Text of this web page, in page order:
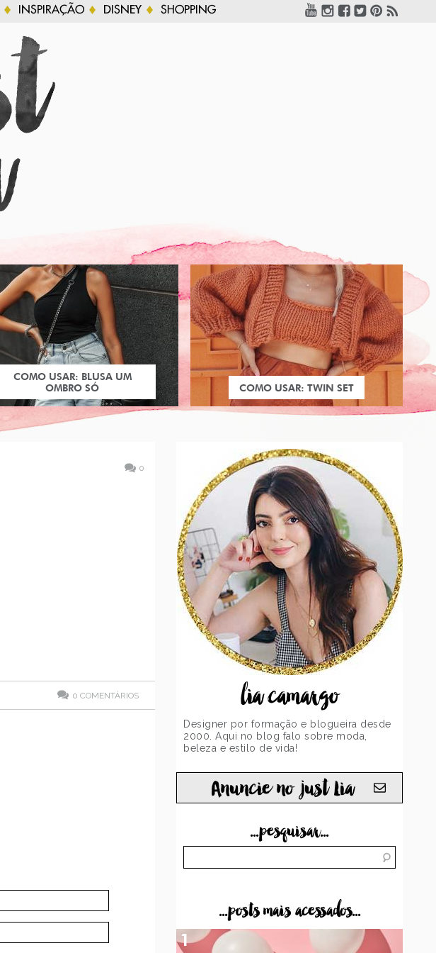
INSPIRAÇÃO DISNEY SHOPPING
COMO USAR: BLUSA UM
OMBRO SÓ
COMO USAR: TWIN SET
0
0 COMENTÁRIOS lia camargo
Designer por formação e blogueira desde
2000. Aqui no blog falo sobre moda,
beleza e estilo de vida!
Anuncie no just Lia
...pesquisar...
...posts mais acessados...
1